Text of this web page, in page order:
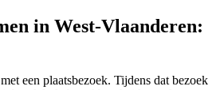
in West-Vlaanderen:
een plaatsbezoek. Tijdens dat bezoek